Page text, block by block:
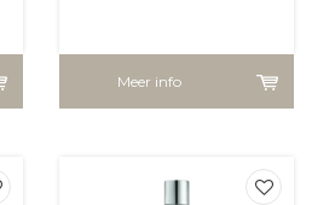
Meer info